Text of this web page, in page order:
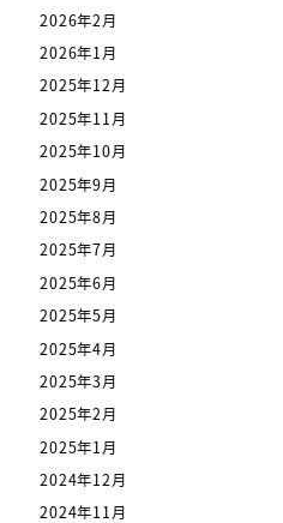
2026年2月
2026年1月
2025年12月
2025年11月
2025年10月
2025年9月
2025年8月
2025年7月
2025年6月
2025年5月
2025年4月
2025年3月
2025年2月
2025年1月
2024年12月
2024年11月